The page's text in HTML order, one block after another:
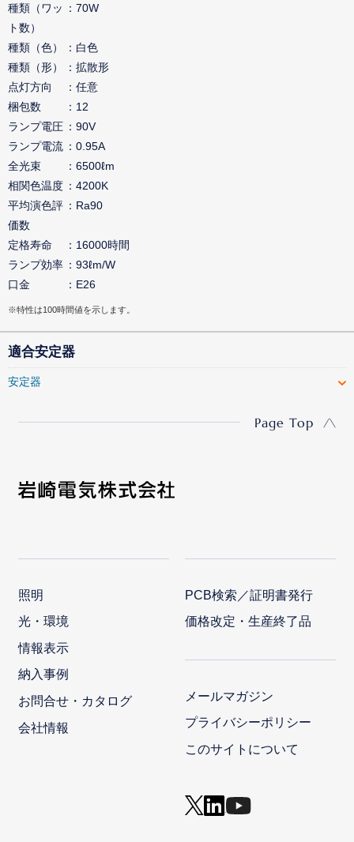
種類（ワッ
ト数）
70W
種類（色）
白色
種類（形）
拡散形
点灯方向
任意
梱包数
12
ランプ電圧
90V
ランプ電流
0.95A
全光束
6500ℓm
相関色温度
4200K
平均演色評
価数
Ra90
定格寿命
16000時間
ランプ効率
93ℓm/W
口金
E26
※特性は100時間値を示します。
適合安定器
安定器
Page Top
照明
光・環境
情報表示
納入事例
お問合せ・カタログ
会社情報
PCB検索／証明書発行
価格改定・生産終了品
メールマガジン
プライバシーポリシー
このサイトについて